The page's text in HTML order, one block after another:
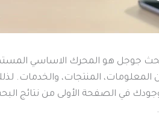
جوجل هو المحرك الاساسي
المعلومات، المنتجات، والخدمات.
في الصفحة الأولى من نتائج